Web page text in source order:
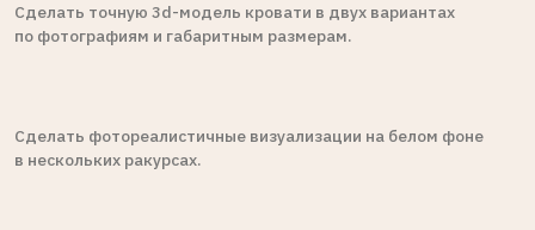
Сделать точную 3d-модель кровати в двух вариантах
по фотографиям и габаритным размерам.
Сделать фотореалистичные визуализации на белом фоне
в нескольких ракурсах.